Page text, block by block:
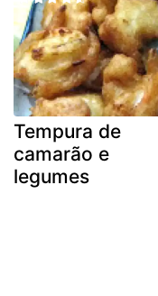
Tempura de
camarão e
legumes